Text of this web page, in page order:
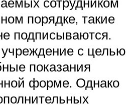
порядке, такие
подписываются.
с целью
показания
форме. Однако